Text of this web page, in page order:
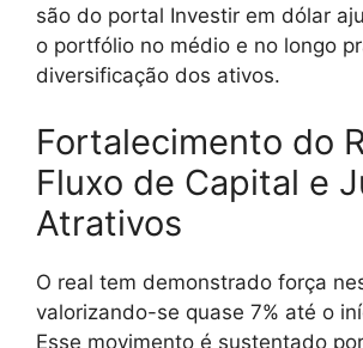
são do portal Investir em dólar
o portfólio no médio e no longo
diversificação dos ativos.
Fortalecimento do
Fluxo de Capital e
Atrativos
O real tem demonstrado força
valorizando-se quase 7% até o
Esse movimento é sustentado